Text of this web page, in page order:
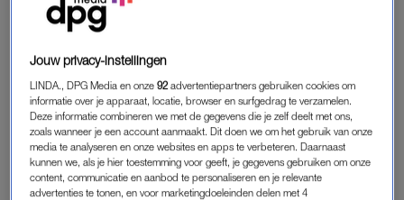
ze tal van EHBO- en AED-cursussen aanbiedt.
VROUWELIJKE REANIMATIEPOP
“De hulp komt vaak te laat, omdat een hartstilstand niet wordt
herkend”, vertelt Rodenburg over het feit dat vrouwen er
sneller aan overlijden. “Veel mensen durven daarnaast ook
geen reanimatie te starten bij een vrouw.”
Jouw privacy-instellingen
LINDA., DPG Media en onze92 advertentiepartners gebruiken cookies om
informatie over je apparaat, locatie, browser en surfgedrag te verzamelen.
Deze informatie combineren we met de gegevens die je zelf deelt met ons,
zoals wanneer je een account aanmaakt. Dit doen we om het gebruik van onze
media te analyseren en onze websites en apps te verbeteren. Daarnaast
kunnen we, als je hier toestemming voor geeft, je gegevens gebruiken om onze
content, communicatie en aanbod te personaliseren en je relevante
advertenties te tonen, en voor marketingdoeleinden delen met 4